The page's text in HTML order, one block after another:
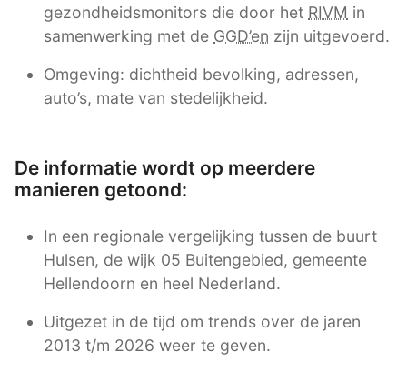
gezondheidsmonitors die door het RIVM in
samenwerking met de GGD’en zijn uitgevoerd.
Omgeving: dichtheid bevolking, adressen,
auto’s, mate van stedelijkheid.
De informatie wordt op meerdere
manieren getoond:
In een regionale vergelijking tussen de buurt
Hulsen, de wijk 05 Buitengebied, gemeente
Hellendoorn en heel Nederland.
Uitgezet in de tijd om trends over de jaren
2013 t/m 2026 weer te geven.